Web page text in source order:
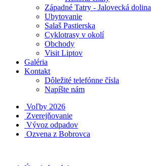
Západné Tatry - Jalovecká dolina
Ubytovanie
Salaš Pastierska
Cyklotrasy v okolí
Obchody
Visit Liptov
Galéria
Kontakt
Dôležité telefónne čísla
Napíšte nám
Voľby 2026
Zverejňovanie
Vývoz odpadov
Ozvena z Bobrovca